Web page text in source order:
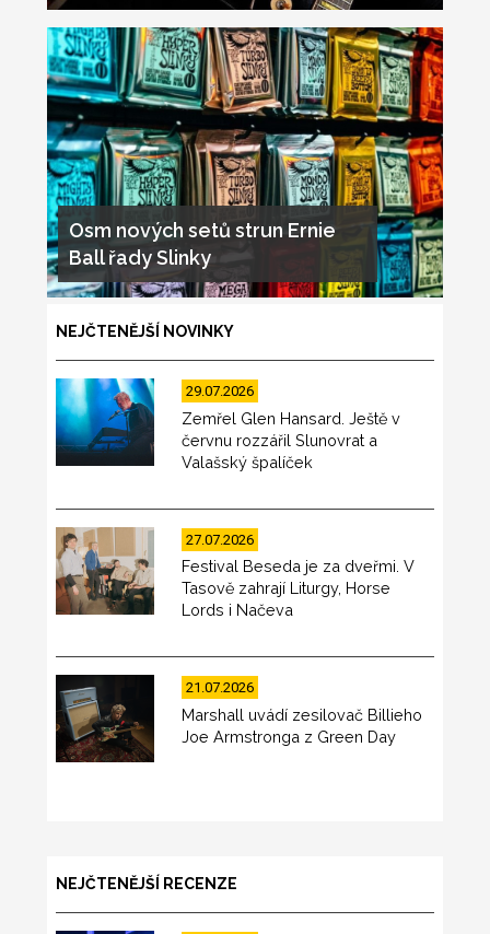
Osm nových setů strun Ernie
Ball řady Slinky
NEJČTENĚJŠÍ NOVINKY
29.07.2026
Zemřel Glen Hansard. Ještě v
červnu rozzářil Slunovrat a
Valašský špalíček
27.07.2026
Festival Beseda je za dveřmi. V
Tasově zahrají Liturgy, Horse
Lords i Načeva
21.07.2026
Marshall uvádí zesilovač Billieho
Joe Armstronga z Green Day
NEJČTENĚJŠÍ RECENZE